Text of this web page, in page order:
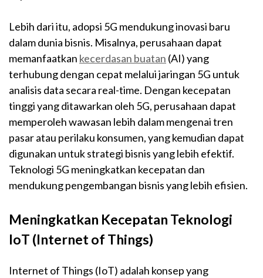
Lebih dari itu, adopsi 5G mendukung inovasi baru
dalam dunia bisnis. Misalnya, perusahaan dapat
memanfaatkan kecerdasan buatan (AI) yang
terhubung dengan cepat melalui jaringan 5G untuk
analisis data secara real-time. Dengan kecepatan
tinggi yang ditawarkan oleh 5G, perusahaan dapat
memperoleh wawasan lebih dalam mengenai tren
pasar atau perilaku konsumen, yang kemudian dapat
digunakan untuk strategi bisnis yang lebih efektif.
Teknologi 5G meningkatkan kecepatan dan
mendukung pengembangan bisnis yang lebih efisien.
Meningkatkan Kecepatan Teknologi
IoT (Internet of Things)
Internet of Things (IoT) adalah konsep yang